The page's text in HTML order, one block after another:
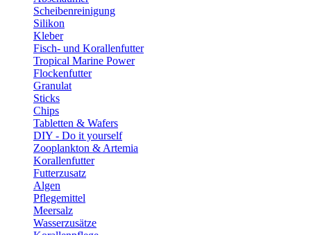
Scheibenreinigung
Silikon
Kleber
Fisch- und Korallenfutter
Tropical Marine Power
Flockenfutter
Granulat
Sticks
Chips
Tabletten & Wafers
DIY - Do it yourself
Zooplankton & Artemia
Korallenfutter
Futterzusatz
Algen
Pflegemittel
Meersalz
Wasserzusätze